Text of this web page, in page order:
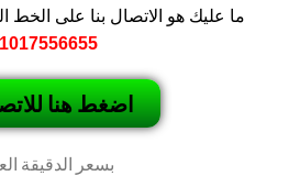
ما عليك هو الاتصال بنا على
اضغط هنا
بسعر الدقيقة